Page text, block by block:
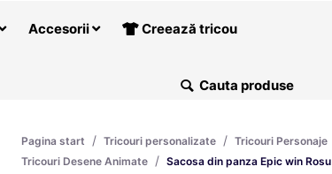
Accesorii Creează tricou
Pagina start / Tricouri personalizate / Tricouri Personaje
Tricouri Desene Animate / Sacosa din panza Epic win Rosu